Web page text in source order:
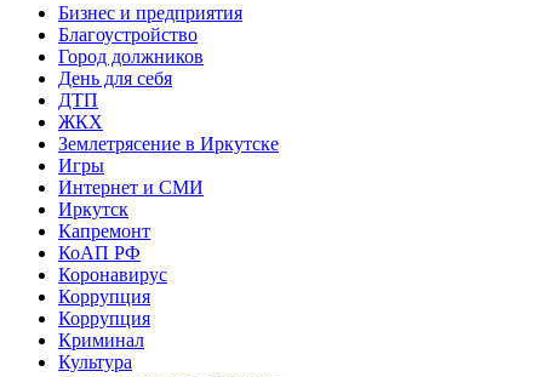
Бизнес и предприятия
Благоустройство
Город должников
День для себя
ДТП
ЖКХ
Землетрясение в Иркутске
Игры
Интернет и СМИ
Иркутск
Капремонт
КоАП РФ
Коронавирус
Коррупция
Коррупция
Криминал
Культура